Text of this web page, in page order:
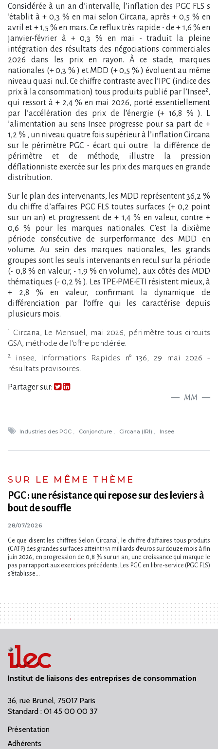
Considérée à un an d​‌’intervalle, l​‌’inflation des PGC FLS s​
‌’établit à + 0,3 % en mai selon Circana, après + 0,5 % en
avril et + 1,5 % en mars. Ce reflux très rapide - de + 1,6 % en
janvier-février à + 0,3 % en mai - traduit la pleine
intégration des résultats des négociations commerciales
2026 dans les prix en rayon. À ce stade, marques
nationales (+ 0,3 % ) et MDD (+ 0,5 % ) évoluent au même
niveau quasi nul. Ce chiffre contraste avec l​‌’IPC (indice des
prix à la consommation) tous produits publié par l​‌’Insee²,
qui ressort à + 2,4 % en mai 2026, porté essentiellement
par l​‌’accélération des prix de l​‌’énergie (+ 16,8 % ). L​
‌’alimentation au sens Insee progresse pour sa part de +
1,2 % , un niveau quatre fois supérieur à l​‌’inflation Circana
sur le périmètre PGC - écart qui outre la différence de
périmètre et de méthode, illustre la pression
déflationniste exercée sur les prix des marques en grande
distribution.
Sur le plan des intervenants, les MDD représentent 36,2 %
du chiffre d​‌’affaires PGC FLS toutes surfaces (+ 0,2 point
sur un an) et progressent de + 1,4 % en valeur, contre +
0,6 % pour les marques nationales. C​‌’est la dixième
période consécutive de surperformance des MDD en
volume. Au sein des marques nationales, les grands
groupes sont les seuls intervenants en recul sur la période
(- 0,8 % en valeur, - 1,9 % en volume), aux côtés des MDD
thématiques (- 0,2 % ). Les TPE-PME-ETI résistent mieux, à
+ 2,8 % en valeur, confirmant la dynamique de
différenciation par l​‌’offre qui les caractérise depuis
plusieurs mois.
¹ Circana, Le Mensuel, mai 2026, périmètre tous circuits
GSA, méthode de l​‌’offre pondérée.
² insee, Informations Rapides n° 136, 29 mai 2026 -
résultats provisoires.
Partager sur:
MM
Industries des PGC Conjoncture Circana (IRI) Insee
SUR LE MÊME THÈME
PGC : une résistance qui repose sur des leviers à
bout de souffle
28/07/2026
Ce que disent les chiffres Selon Circana¹, le chiffre d​‌’affaires tous produits
(CATP) des grandes surfaces atteint 151 milliards d​‌’euros sur douze mois à fin
juin 2026, en progression de 0,8 % sur un an, une croissance qui marque le
pas par rapport aux exercices précédents. Les PGC en libre-service (PGC FLS)
s​‌’établisse...
Institut de liaisons des entreprises de consommation
36, rue Brunel, 75017 Paris
Standard : 01 45 00 00 37
Présentation
Adhérents